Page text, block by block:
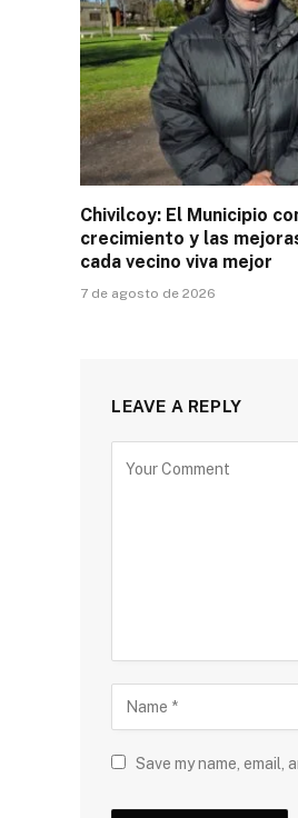
Chivilcoy: El Municipio
crecimiento y las
cada vecino viva mejor
7 de agosto de 2026
LEAVE A REPLY
Save my name,